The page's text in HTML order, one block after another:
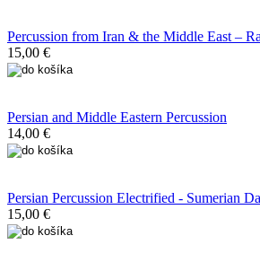
Percussion from Iran & the Middle East –
15,00 €
Persian and Middle Eastern Percussion
14,00 €
Persian Percussion Electrified - Sumerian
15,00 €